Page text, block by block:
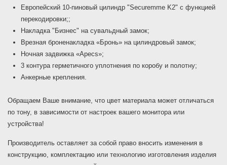
Европейский 10-пиновый цилиндр "Securemme K2" с функцией
перекодировки;;
Накладка "Бизнес" на сувальдный замок;
Врезная броненакладка «Бронь» на цилиндровый замок;
Ночная задвижка «Apecs»;
3 контура герметичного уплотнения по коробу и полотну;
Анкерные крепления.
Обращаем Ваше внимание, что цвет материала может отличаться
по тону, в зависимости от настроек вашего монитора или
устройства!
Производитель оставляет за собой право вносить изменения в
конструкцию, комплектацию или технологию изготовления изделия